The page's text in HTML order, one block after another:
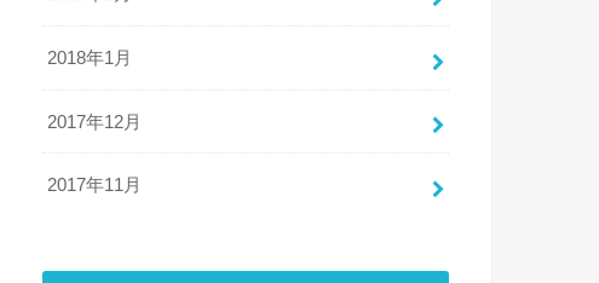
2018年1月
2017年12月
2017年11月